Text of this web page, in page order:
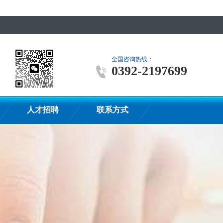
全国咨询热线：
0392-2197699
人才招聘 联系方式